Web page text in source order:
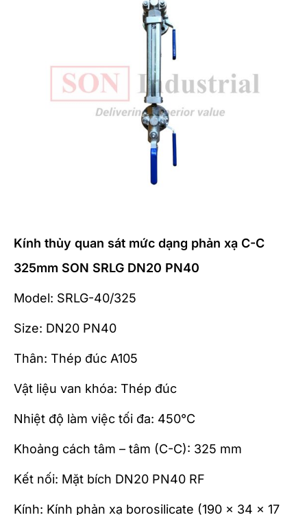
Kính thủy quan sát mức dạng phản xạ C-C
325mm SON SRLG DN20 PN40
Model: SRLG-40/325
Size: DN20 PN40
Thân: Thép đúc A105
Vật liệu van khóa: Thép đúc
Nhiệt độ làm việc tối đa: 450°C
Khoảng cách tâm – tâm (C-C): 325 mm
Kết nối: Mặt bích DN20 PN40 RF
Kính: Kính phản xạ borosilicate (190 x 34 x 17